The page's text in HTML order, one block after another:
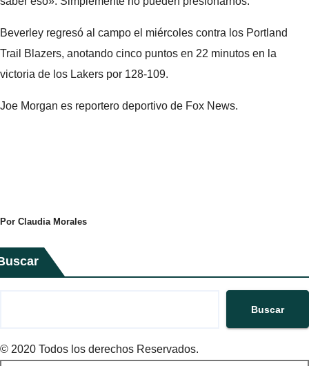
Beverley regresó al campo el miércoles contra los Portland
Trail Blazers, anotando cinco puntos en 22 minutos en la
victoria de los Lakers por 128-109.
Joe Morgan es reportero deportivo de Fox News.
Por Claudia Morales
Buscar
© 2020 Todos los derechos Reservados.